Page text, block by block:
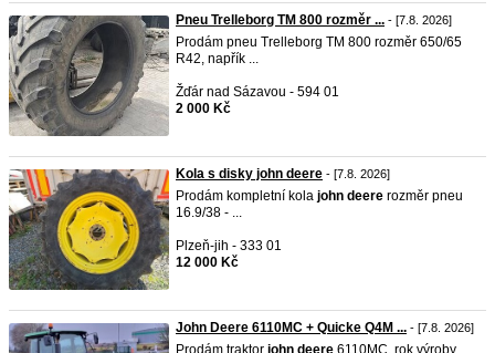
Pneu Trelleborg TM 800 rozměr ... - [7.8. 2026]
Prodám pneu Trelleborg TM 800 rozměr 650/65
R42, napřík ...
Žďár nad Sázavou - 594 01
2 000 Kč
Kola s disky john deere - [7.8. 2026]
Prodám kompletní kola john deere rozměr pneu
16.9/38 - ...
Plzeň-jih - 333 01
12 000 Kč
John Deere 6110MC + Quicke Q4M ... - [7.8. 2026]
Prodám traktor john deere 6110MC, rok výroby